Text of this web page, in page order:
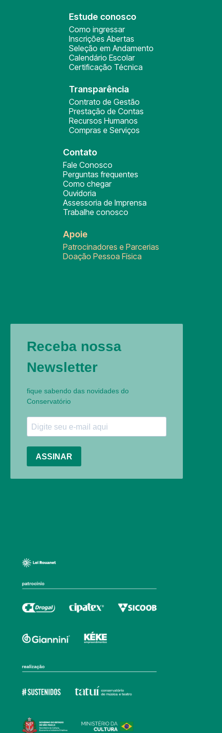
Estude conosco
Como ingressar
Inscrições Abertas
Seleção em Andamento
Calendário Escolar
Certificação Técnica
Transparência
Contrato de Gestão
Prestação de Contas
Recursos Humanos
Compras e Serviços
Contato
Fale Conosco
Perguntas frequentes
Como chegar
Ouvidoria
Assessoria de Imprensa
Trabalhe conosco
Apoie
Patrocinadores e Parcerias
Doação Pessoa Física